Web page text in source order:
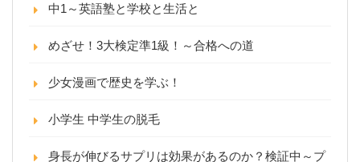
中1～英語塾と学校と生活と
めざせ！3大検定準1級！～合格への道
少女漫画で歴史を学ぶ！
小学生 中学生の脱毛
身長が伸びるサプリは効果があるのか？検証中～プ